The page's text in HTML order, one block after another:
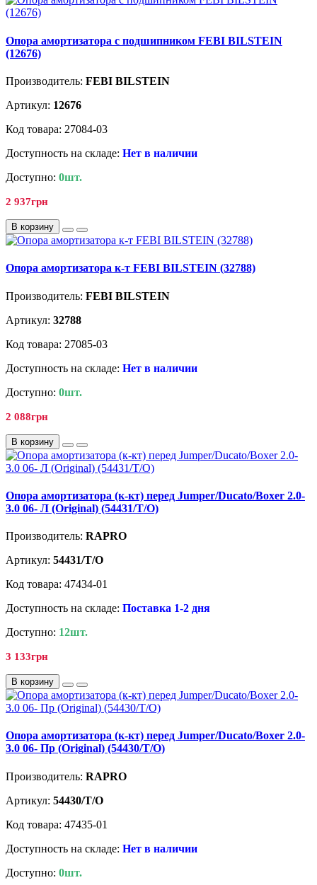
Опора амортизатора с подшипником FEBI BILSTEIN
(12676)
Производитель: FEBI BILSTEIN
Артикул: 12676
Код товара: 27084-03
Доступность на складе: Нет в наличии
Доступно: 0шт.
2 937грн
В корзину
Опора амортизатора к-т FEBI BILSTEIN (32788)
Производитель: FEBI BILSTEIN
Артикул: 32788
Код товара: 27085-03
Доступность на складе: Нет в наличии
Доступно: 0шт.
2 088грн
В корзину
Опора амортизатора (к-кт) перед Jumper/Ducato/Boxer 2.0-
3.0 06- Л (Original) (54431/T/O)
Производитель: RAPRO
Артикул: 54431/T/O
Код товара: 47434-01
Доступность на складе: Поставка 1-2 дня
Доступно: 12шт.
3 133грн
В корзину
Опора амортизатора (к-кт) перед Jumper/Ducato/Boxer 2.0-
3.0 06- Пр (Original) (54430/T/O)
Производитель: RAPRO
Артикул: 54430/T/O
Код товара: 47435-01
Доступность на складе: Нет в наличии
Доступно: 0шт.